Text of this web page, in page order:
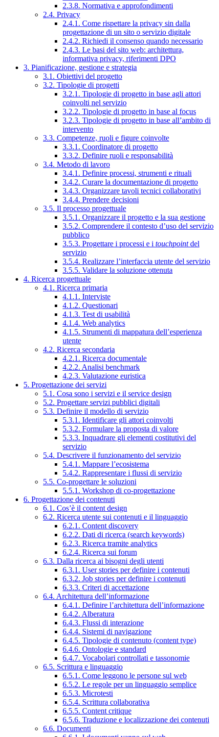
2.3.8. Normativa e approfondimenti
2.4. Privacy
2.4.1. Come rispettare la privacy sin dalla
progettazione di un sito o servizio digitale
2.4.2. Richiedi il consenso quando necessario
2.4.3. Le basi del sito web: architettura,
informativa privacy, riferimenti DPO
3. Pianificazione, gestione e strategia
3.1. Obiettivi del progetto
3.2. Tipologie di progetti
3.2.1. Tipologie di progetto in base agli attori
coinvolti nel servizio
3.2.2. Tipologie di progetto in base al focus
3.2.3. Tipologie di progetto in base all’ambito di
intervento
3.3. Competenze, ruoli e figure coinvolte
3.3.1. Coordinatore di progetto
3.3.2. Definire ruoli e responsabilità
3.4. Metodo di lavoro
3.4.1. Definire processi, strumenti e rituali
3.4.2. Curare la documentazione di progetto
3.4.3. Organizzare tavoli tecnici collaborativi
3.4.4. Prendere decisioni
3.5. Il processo progettuale
3.5.1. Organizzare il progetto e la sua gestione
3.5.2. Comprendere il contesto d’uso del servizio
pubblico
3.5.3. Progettare i processi e i touchpointdel
servizio
3.5.4. Realizzare l’interfaccia utente del servizio
3.5.5. Validare la soluzione ottenuta
4. Ricerca progettuale
4.1. Ricerca primaria
4.1.1. Interviste
4.1.2. Questionari
4.1.3. Test di usabilità
4.1.4. Web analytics
4.1.5. Strumenti di mappatura dell’esperienza
utente
4.2. Ricerca secondaria
4.2.1. Ricerca documentale
4.2.2. Analisi benchmark
4.2.3. Valutazione euristica
5. Progettazione dei servizi
5.1. Cosa sono i servizi e il service design
5.2. Progettare servizi pubblici digitali
5.3. Definire il modello di servizio
5.3.1. Identificare gli attori coinvolti
5.3.2. Formulare la proposta di valore
5.3.3. Inquadrare gli elementi costitutivi del
servizio
5.4. Descrivere il funzionamento del servizio
5.4.1. Mappare l’ecosistema
5.4.2. Rappresentare i flussi di servizio
5.5. Co-progettare le soluzioni
5.5.1. Workshop di co-progettazione
6. Progettazione dei contenuti
6.1. Cos’è il content design
6.2. Ricerca utente sui contenuti e il linguaggio
6.2.1. Content discovery
6.2.2. Dati di ricerca (search keywords)
6.2.3. Ricerca tramite analytics
6.2.4. Ricerca sui forum
6.3. Dalla ricerca ai bisogni degli utenti
6.3.1. User stories per definire i contenuti
6.3.2. Job stories per definire i contenuti
6.3.3. Criteri di accettazione
6.4. Architettura dell’informazione
6.4.1. Definire l’architettura dell’informazione
6.4.2. Alberatura
6.4.3. Flussi di interazione
6.4.4. Sistemi di navigazione
6.4.5. Tipologie di contenuto (content type)
6.4.6. Ontologie e standard
6.4.7. Vocabolari controllati e tassonomie
6.5. Scrittura e linguaggio
6.5.1. Come leggono le persone sul web
6.5.2. Le regole per un linguaggio semplice
6.5.3. Microtesti
6.5.4. Scrittura collaborativa
6.5.5. Content critique
6.5.6. Traduzione e localizzazione dei contenuti
6.6. Documenti